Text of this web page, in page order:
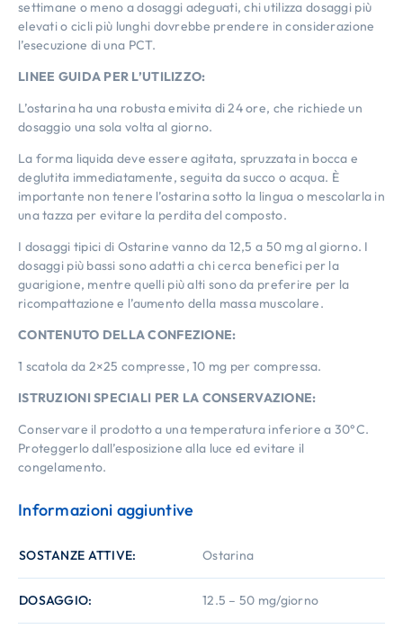
settimane o meno a dosaggi adeguati, chi utilizza dosaggi più
elevati o cicli più lunghi dovrebbe prendere in considerazione
l’esecuzione di una PCT.
LINEE GUIDA PER L’UTILIZZO:
L’ostarina ha una robusta emivita di 24 ore, che richiede un
dosaggio una sola volta al giorno.
La forma liquida deve essere agitata, spruzzata in bocca e
deglutita immediatamente, seguita da succo o acqua. È
importante non tenere l’ostarina sotto la lingua o mescolarla in
una tazza per evitare la perdita del composto.
I dosaggi tipici di Ostarine vanno da 12,5 a 50 mg al giorno. I
dosaggi più bassi sono adatti a chi cerca benefici per la
guarigione, mentre quelli più alti sono da preferire per la
ricompattazione e l’aumento della massa muscolare.
CONTENUTO DELLA CONFEZIONE:
1 scatola da 2×25 compresse, 10 mg per compressa.
ISTRUZIONI SPECIALI PER LA CONSERVAZIONE:
Conservare il prodotto a una temperatura inferiore a 30°C.
Proteggerlo dall’esposizione alla luce ed evitare il
congelamento.
Informazioni aggiuntive
SOSTANZE ATTIVE Ostarina
DOSAGGIO 12.5 – 50 mg/giorno